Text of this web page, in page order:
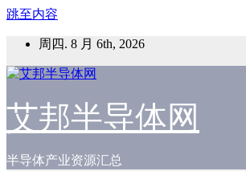
跳至内容
周四. 8 月 6th, 2026
艾邦半导体网
半导体产业资源汇总